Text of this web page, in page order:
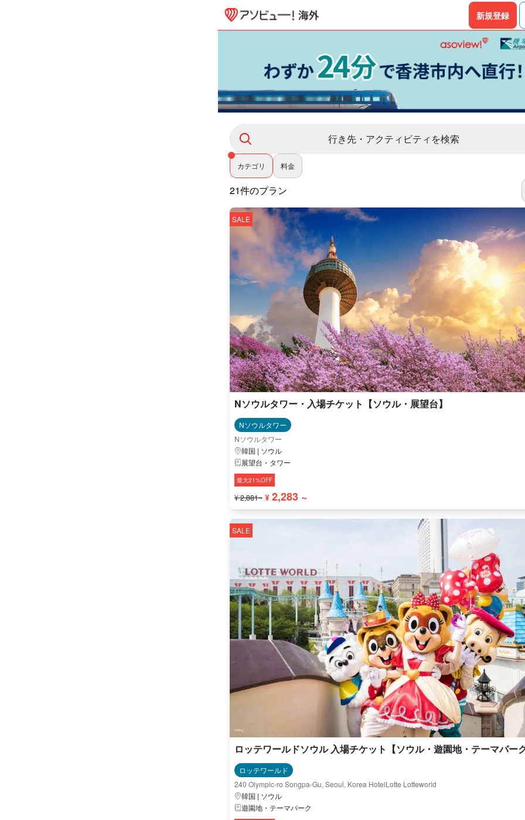
新規登録
行き先・アクティビティを検索
カテゴリ 料金
21件のプラン
SALE
Nソウルタワー・入場チケット【ソウル・展望台】
Nソウルタワー
Nソウルタワー
韓国 | ソウル
展望台・タワー
最大21%OFF
¥ 2,881~ ¥ 2,283 ~
SALE
ロッテワールドソウル 入場チケット【ソウル・遊園地・テーマパー
ロッテワールド
240 Olympic-ro Songpa-Gu, Seoul, Korea HotelLotte Lotteworld
韓国 | ソウル
遊園地・テーマパーク